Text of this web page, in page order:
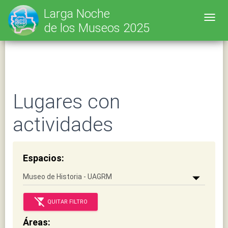
SELECT * FROM tbl_lnm_scz_l25 WHERE cpoFyhValL25 IS NOT NULL
AND cpoCodIgoL25 LIKE 'museo-de-historia-natural-uagrm' ORDER BY
cpvNomBreL25 ASC LIMIT 0, 25;
Larga Noche
de los Museos 2025
Lugares con
actividades
Espacios:
filter_alt_off QUITAR FILTRO
Áreas: